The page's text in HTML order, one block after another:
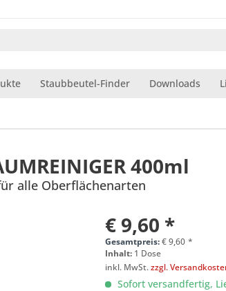
Staubbeutel-Finder Downloads
400ml
alle Oberflächenarten
€ 9,60 *
Gesamtpreis:€9,60 *
Inhalt: 1 Dose
inkl. MwSt.zzgl.
Sofort versandfertig,